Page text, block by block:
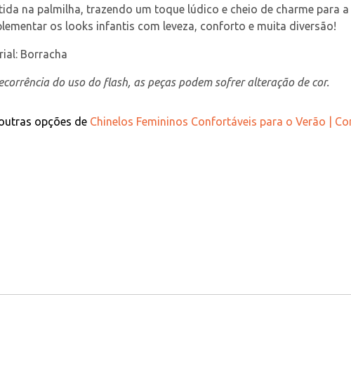
na palmilha, trazendo um toque lúdico e cheio de charme para
os looks infantis com leveza, conforto e muita diversão!
Borracha
do uso do flash, as peças podem sofrer alteração de cor.
opções de Chinelos Femininos Confortáveis para o Verão |